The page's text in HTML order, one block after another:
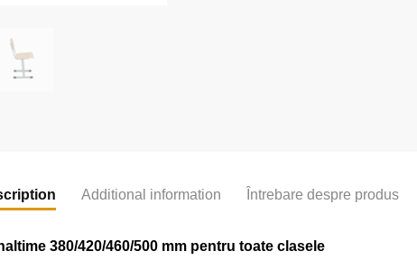
Additional information Întrebare despre produs
380/420/460/500 mm pentru toateclasele